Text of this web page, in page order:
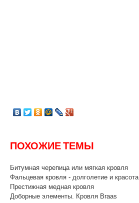
ПОХОЖИЕ ТЕМЫ
Битумная черепица или мягкая кровля
Фальцевая кровля - долголетие и красота
Престижная медная кровля
Доборные элементы. Кровля Braas